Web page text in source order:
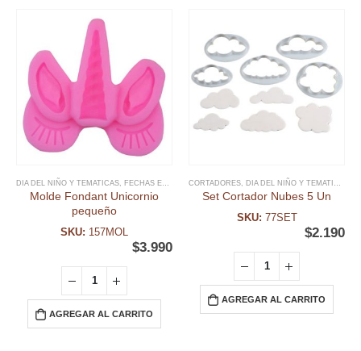
DIA DEL NIÑO Y TEMATICAS FECHAS ESPECIALES ,FONDANT ,MOLDE FONDANT,
Molde Fondant Unicornio
pequeño
SKU: 157MOL
$3.990
AGREGAR AL CARRITO
CORTADORES DIA DEL NIÑO Y TEMATICAS
Set Cortador Nubes 5 Un
SKU: 77SET
$2.190
AGREGAR AL CARRITO